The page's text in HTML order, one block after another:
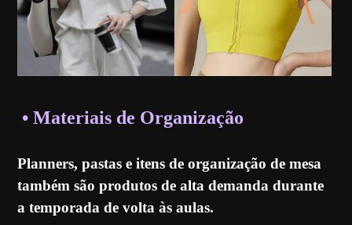
• Materiais de Organização
Planners, pastas e itens de organização de mesa
também são produtos de alta demanda durante
a temporada de volta às aulas.